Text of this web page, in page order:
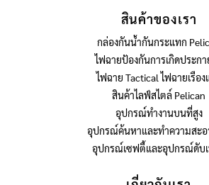
สินค้าของเรา
กล่องกันน้ำกันกระแทก
ไฟฉายป้องกันการเกิดประกา
ไฟฉาย Tactical ไฟฉายเรือง
สินค้าไลฟ์สไตล์ Pelican
อุปกรณ์ทำงานบนที่สูง
อุปกรณ์ค้นหาและทำความสะ
อุปกรณ์เซฟตี้และอุปกรณ์ดับ